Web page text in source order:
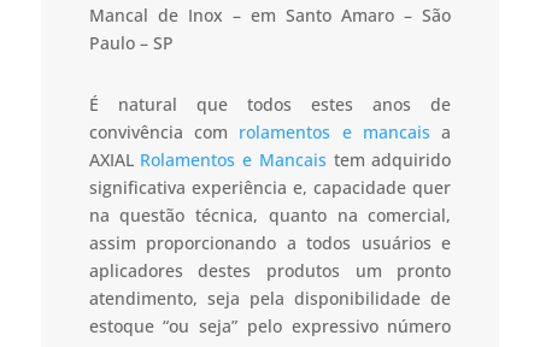
Mancal de Inox – em Santo Amaro – São
Paulo – SP
É natural que todos estes anos de
convivência com rolamentos e mancais a
AXIAL Rolamentos e Mancais tem adquirido
significativa experiência e, capacidade quer
na questão técnica, quanto na comercial,
assim proporcionando a todos usuários e
aplicadores destes produtos um pronto
atendimento, seja pela disponibilidade de
estoque “ou seja” pelo expressivo número